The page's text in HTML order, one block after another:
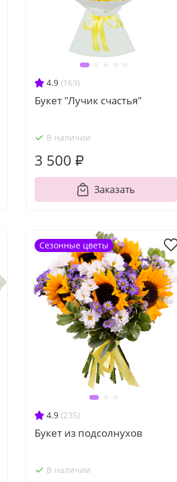
4.9 (169)
Букет "Лучик счастья"
В наличии
3 500 ₽
Заказать
4.9 (235)
Букет из подсолнухов
В наличии
Сезонные цветы